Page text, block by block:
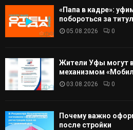
«Папа в кадре»:
побороться за
05.08.2026 0
Жители Уфы могут
механизмом
03.08.2026 0
Почему важно
после стройки